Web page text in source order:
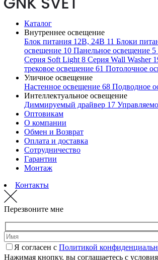
Каталог
Внутреннее освещение
Блок питания 12В, 24В 11 Блоки
освещение 10 Панельное освещение 5
Серия Soft Light 8 Серия Wall Washer
трековое освещение 61 Потолочное
Уличное освещение
Настенное освещение 68 Подводное
Интеллектуальное освещение
Диммируемый драйвер 17
Оптовикам
О компании
Обмен и Возврат
Оплата и доставка
Сотрудничество
Гарантии
Монтаж
Контакты
Перезвоните мне
Я согласен с Политикой
Нажимая кнопку, вы соглашаетесь с